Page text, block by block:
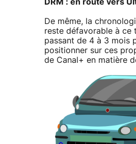
DRM : en route vers
De même, la
reste défavorable à ce
passant de 4 à 3 mois
positionner sur ces
de Canal+ en matière